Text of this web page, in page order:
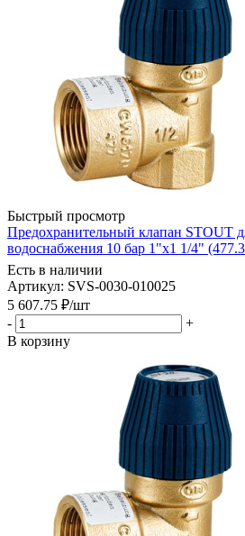
Быстрый просмотр
Предохранительный клапан STOUT
водоснабжения 10 бар 1"x1 1/4"
Есть в наличии
Артикул: SVS-0030-010025
5 607.75 ₽/шт
-
+
В корзину